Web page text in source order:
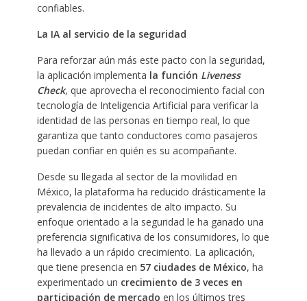
confiables.
La IA al servicio de la seguridad
Para reforzar aún más este pacto con la seguridad,
la aplicación implementa la función Liveness
Check, que aprovecha el reconocimiento facial con
tecnología de Inteligencia Artificial para verificar la
identidad de las personas en tiempo real, lo que
garantiza que tanto conductores como pasajeros
puedan confiar en quién es su acompañante.
Desde su llegada al sector de la movilidad en
México, la plataforma ha reducido drásticamente la
prevalencia de incidentes de alto impacto. Su
enfoque orientado a la seguridad le ha ganado una
preferencia significativa de los consumidores, lo que
ha llevado a un rápido crecimiento. La aplicación,
que tiene presencia en 57 ciudades de México, ha
experimentado un crecimiento de 3 veces en
participación de mercado en los últimos tres